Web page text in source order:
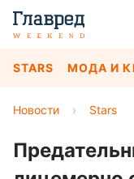
STARS МОДА И
Новости › Stars